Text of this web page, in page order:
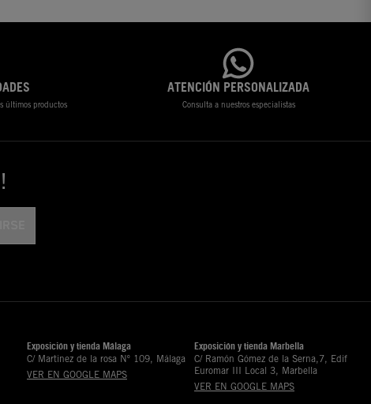
últimos productos
ATENCIÓN PERSONALIZADA
Consulta a nuestros especialistas
Exposición y tienda Málaga
C/ Martinez de la rosa Nº 109, Málaga
VER EN GOOGLE MAPS
Exposición y tienda Marbella
C/ Ramón Gómez de la Serna,7, Edif
Euromar III Local 3, Marbella
VER EN GOOGLE MAPS